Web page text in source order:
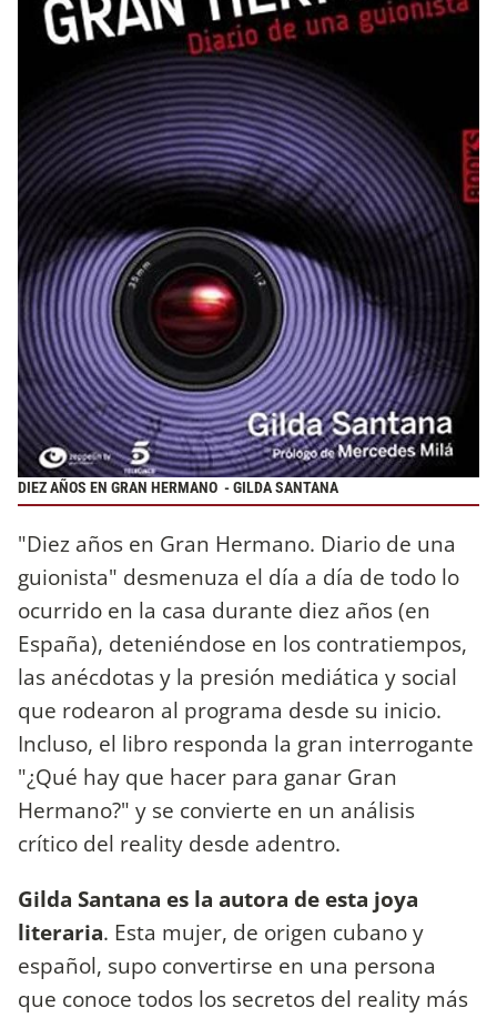
DIEZ AÑOS EN GRAN HERMANO - GILDA SANTANA
"Diez años en Gran Hermano. Diario de una
guionista" desmenuza el día a día de todo lo
ocurrido en la casa durante diez años (en
España), deteniéndose en los contratiempos,
las anécdotas y la presión mediática y social
que rodearon al programa desde su inicio.
Incluso, el libro responda la gran interrogante
"¿Qué hay que hacer para ganar Gran
Hermano?" y se convierte en un análisis
crítico del reality desde adentro.
Gilda Santana es la autora de esta joya
literaria. Esta mujer, de origen cubano y
español, supo convertirse en una persona
que conoce todos los secretos del reality más